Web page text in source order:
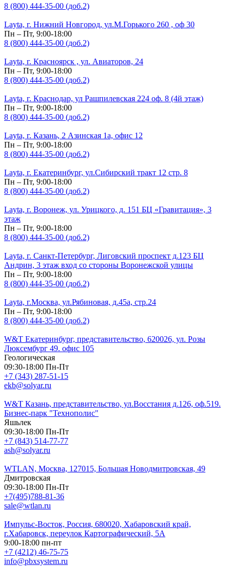
8 (800) 444-35-00 (доб.2)
Layta, г. Нижний Новгород, ул.М.Горького 260 , оф 30
Пн – Пт, 9:00-18:00
8 (800) 444-35-00 (доб.2)
Layta, г. Красноярск , ул. Авиаторов, 24
Пн – Пт, 9:00-18:00
8 (800) 444-35-00 (доб.2)
Layta, г. Краснодар, ул Рашпилевская 224 оф. 8 (4й этаж)
Пн – Пт, 9:00-18:00
8 (800) 444-35-00 (доб.2)
Layta, г. Казань, 2 Азинская 1а, офис 12
Пн – Пт, 9:00-18:00
8 (800) 444-35-00 (доб.2)
Layta, г. Екатеринбург, ул.Сибирский тракт 12 стр. 8
Пн – Пт, 9:00-18:00
8 (800) 444-35-00 (доб.2)
Layta, г. Воронеж, ул. Урицкого, д. 151 БЦ «Гравитация», 3
этаж
Пн – Пт, 9:00-18:00
8 (800) 444-35-00 (доб.2)
Layta, г. Санкт-Петербург, Лиговский проспект д.123 БЦ
Андрин, 3 этаж вход со стороны Воронежской улицы
Пн – Пт, 9:00-18:00
8 (800) 444-35-00 (доб.2)
Layta, г.Москва, ул.Рябиновая, д.45а, стр.24
Пн – Пт, 9:00-18:00
8 (800) 444-35-00 (доб.2)
W&T Екатеринбург, представительство, 620026, ул. Розы
Люксембург 49. офис 105
Геологическая
09:30-18:00 Пн-Пт
+7 (343) 287-51-15
ekb@solyar.ru
W&T Казань, представительство, ул.Восстания д.126, оф.519.
Бизнес-парк "Технополис"
Яшьлек
09:30-18:00 Пн-Пт
+7 (843) 514-77-77
ash@solyar.ru
WTLAN, Москва, 127015, Большая Новодмитровская, 49
Дмитровская
09:30-18:00 Пн-Пт
+7(495)788-81-36
sale@wtlan.ru
Импульс-Восток, Россия, 680020, Хабаровский край,
г.Хабаровск, переулок Картографический, 5А
9:00-18:00 пн-пт
+7 (4212) 46-75-75
info@pbxsystem.ru